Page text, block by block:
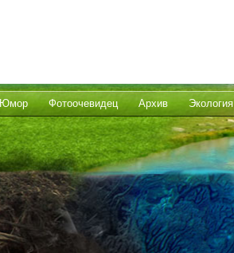
Юмор Фотоочевидец Архив Экология